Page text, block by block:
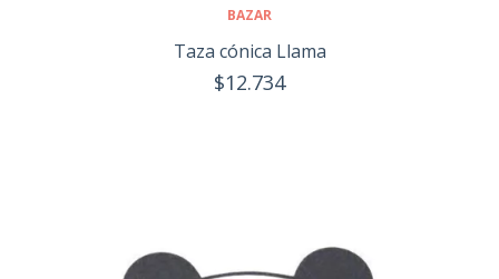
BAZAR
Taza cónica Llama
$12.734